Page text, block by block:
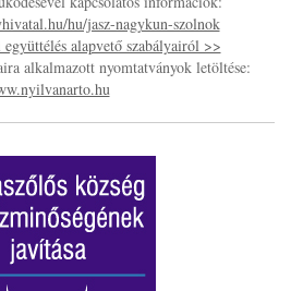
hu/jasz-nagykun-szolnok
együttélés alapvető szabályairól >>
alkalmazott nyomtatványok letöltése: